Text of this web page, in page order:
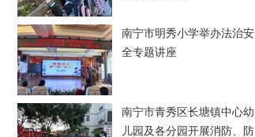
南宁市明秀小学举办法治安
全专题讲座
南宁市青秀区长塘镇中心幼
儿园及各分园开展消防、防